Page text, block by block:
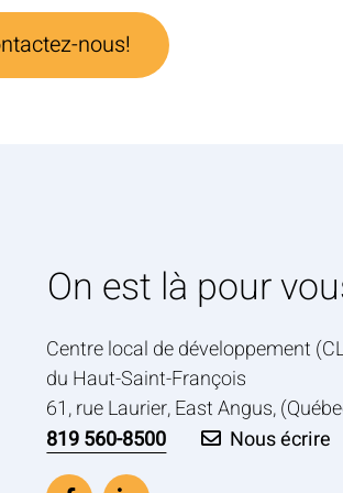
nous!
On est là pour
Centre local de développement
du Haut-Saint-François
61, rue Laurier, East Angus,
819 560-8500
Nous écrire